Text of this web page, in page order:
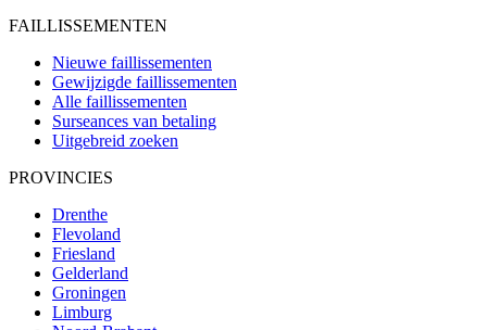
FAILLISSEMENTEN
Nieuwe faillissementen
Gewijzigde faillissementen
Alle faillissementen
Surseances van betaling
Uitgebreid zoeken
PROVINCIES
Drenthe
Flevoland
Friesland
Gelderland
Groningen
Limburg